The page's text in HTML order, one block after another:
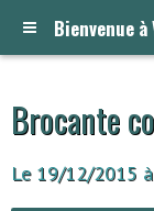
Bienvenue à
Brocante
Le 19/12/2015